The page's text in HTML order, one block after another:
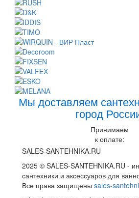
Мы доставляем
город
Принимаем
к оплате:
SALES-SANTEHNIKA.RU
2025 © SALES-SANTEHNIKA.RU -
сантехники и аксессуаров для
Все права защищены sales-